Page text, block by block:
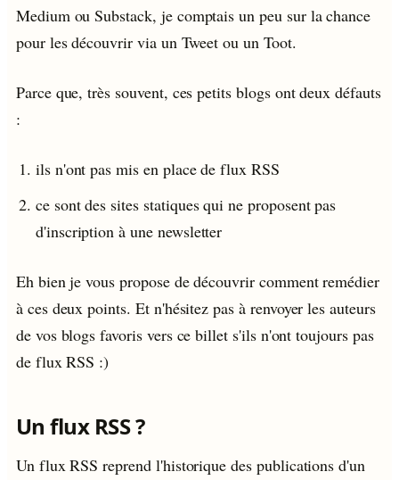
Medium ou Substack, je comptais un peu sur la chance
pour les découvrir via un Tweet ou un Toot.
Parce que, très souvent, ces petits blogs ont deux défauts
:
ils n'ont pas mis en place de flux RSS
ce sont des sites statiques qui ne proposent pas
d'inscription à une newsletter
Eh bien je vous propose de découvrir comment remédier
à ces deux points. Et n'hésitez pas à renvoyer les auteurs
de vos blogs favoris vers ce billet s'ils n'ont toujours pas
de flux RSS :)
Un flux RSS ?
Un flux RSS reprend l'historique des publications d'un